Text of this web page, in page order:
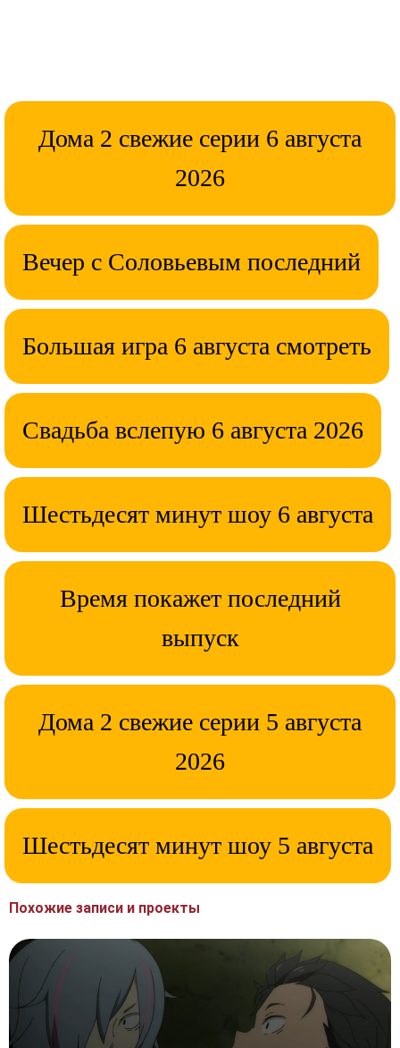
Дома 2 свежие серии 6 августа
2026
Вечер с Соловьевым последний
Большая игра 6 августа смотреть
Свадьба вслепую 6 августа 2026
Шестьдесят минут шоу 6 августа
Время покажет последний
выпуск
Дома 2 свежие серии 5 августа
2026
Шестьдесят минут шоу 5 августа
Похожие записи и проекты